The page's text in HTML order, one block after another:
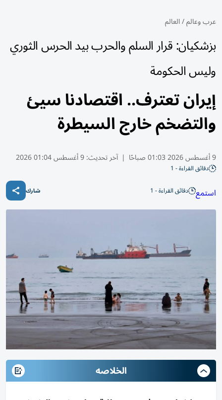
عرب وعالم/العالم
بزشكيان: قرار السلم والحرب بيد الحرس الثوري
وليس الحكومة
إيران تعترف.. اقتصادنا سيئ
والتضخم خارج السيطرة
9 أغسطس 2026 01:03 صباحًا | آخر تحديث:9 أغسطس 01:04 2026
دقائق القراءة - 1
استمع دقائق القراءة - 1 شارك
الخلاصه